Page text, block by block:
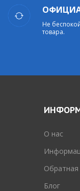
Не
товара.
O нас
Обратная
Блог